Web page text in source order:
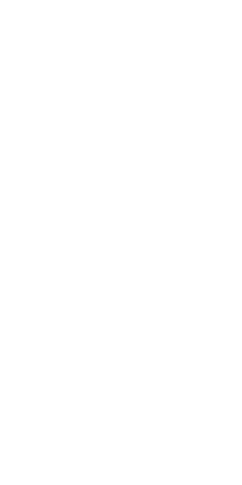
tablets e
elétricas
de
contínuo.
médicos que